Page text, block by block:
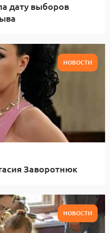
дату выборов
НОВОСТИ
Заворотнюк
НОВОСТИ